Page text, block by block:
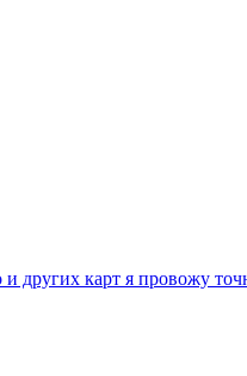
других карт я провожу